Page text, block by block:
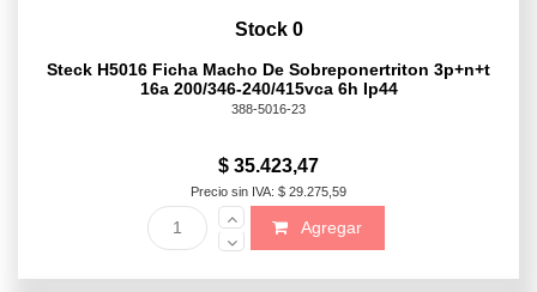
Stock 0
Steck H5016 Ficha Macho De Sobreponertriton 3p+n+t
16a 200/346-240/415vca 6h Ip44
388-5016-23
$ 35.423,47
Precio sin IVA: $ 29.275,59
Agregar